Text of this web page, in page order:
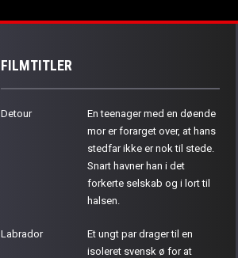
FILMTITLER
Detour
En teenager med en døende
mor er forarget over, at hans
stedfar ikke er nok til stede.
Snart havner han i det
forkerte selskab og i lort til
halsen.
Labrador
Et ungt par drager til en
isoleret svensk ø for at